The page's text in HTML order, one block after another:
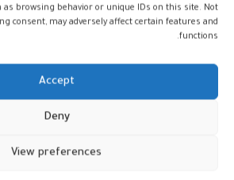
as browsing behavior or unique IDs on this site. Not
consent, may adversely affect certain features and
functions.
Accept
Deny
View preferences
القانون هو مجالها ومجالها
المفضل. الزواج، الطلاق،الميراث
، القانون المقارن، قانون الأسر
ة، المدونة، القانون الدولي
الموضوعات ونقاط القوة في